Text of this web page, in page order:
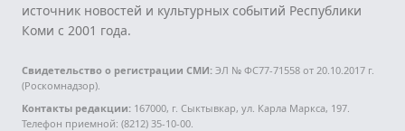
источник новостей и культурных событий Республики
Коми с 2001 года.
Свидетельство о регистрации СМИ: ЭЛ № ФС77-71558 от 20.10.2017 г.
(Роскомнадзор).
Контакты редакции: 167000, г. Сыктывкар, ул. Карла Маркса, 197.
Телефон приемной: (8212) 35-10-00.